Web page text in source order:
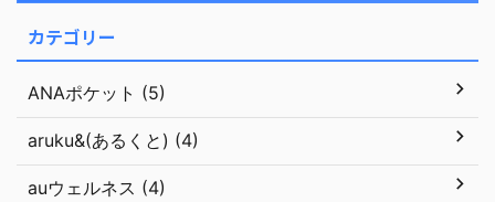
カテゴリー
ANAポケット (5)
aruku&(あるくと) (4)
auウェルネス (4)